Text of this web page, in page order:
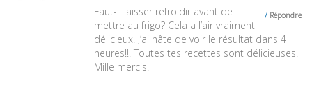
Répondre
Faut-il laisser refroidir avant de
mettre au frigo? Cela a l’air vraiment
délicieux! J’ai hâte de voir le résultat dans 4
heures!!! Toutes tes recettes sont délicieuses!
Mille mercis!